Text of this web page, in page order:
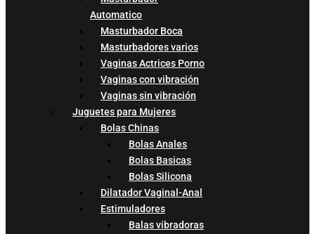
Automatico
Masturbador Boca
Masturbadores varios
Vaginas Actrices Porno
Vaginas con vibración
Vaginas sin vibración
Juguetes para Mujeres
Bolas Chinas
Bolas Anales
Bolas Basicas
Bolas Silicona
Dilatador Vaginal-Anal
Estimuladores
Balas vibradoras